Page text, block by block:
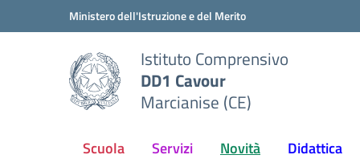
Vai ai contenuti
Vai al menu di navigazioneMinistero dell'Istruzione e del Merito
Istituto Comprensivo
DD1 Cavour
Marcianise (CE)
Scuola Servizi Novità Didattica